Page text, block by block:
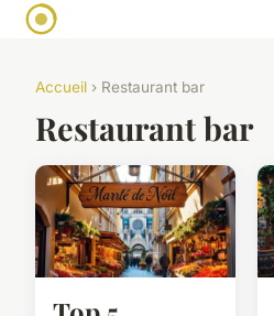
Accueil › Restaurant bar
Restaurant bar